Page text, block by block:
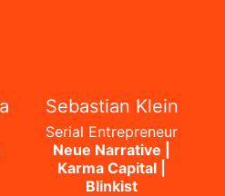
Sebastian Klein
Serial Entrepreneur
Neue Narrative |
Karma Capital |
Blinkist